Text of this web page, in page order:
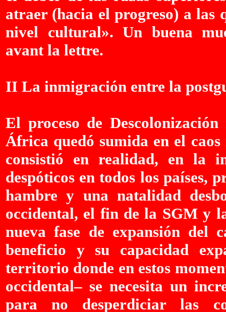
atraer (hacia el progreso) a las
nivel cultural». Un buena
avant la lettre.
II La inmigración entre la
El proceso de
África quedó sumida en el
consistió en realidad, en la
despóticos en todos los países,
hambre y una natalidad
occidental, el fin de la SGM y
nueva fase de expansión del
beneficio y su capacidad
territorio donde en estos
occidental– se necesita un
para no desperdiciar las